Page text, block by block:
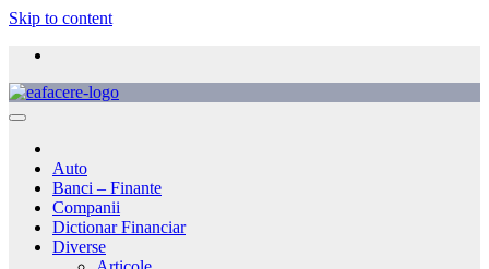
Skip to content
Auto
Banci – Finante
Companii
Dictionar Financiar
Diverse